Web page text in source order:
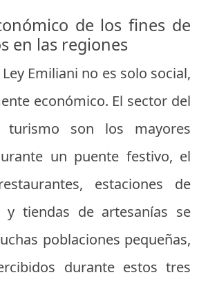
de los fines de
en las regiones
Emiliani no es solo social,
económico. El sector del
son los mayores
un puente festivo, el
estaciones de
y tiendas de artesanías se
poblaciones pequeñas,
durante estos tres